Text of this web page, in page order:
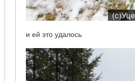
и ей это удалось